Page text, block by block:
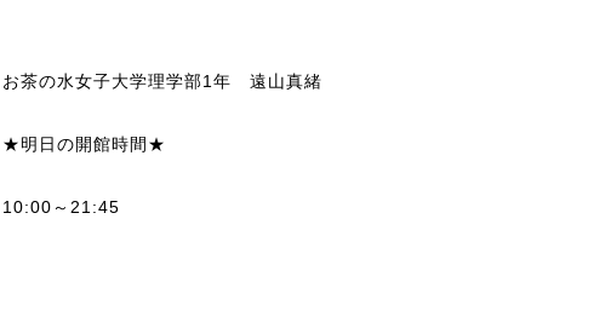
お茶の水女子大学理学部1年 遠山真緒
★明日の開館時間★
10:00～21:45